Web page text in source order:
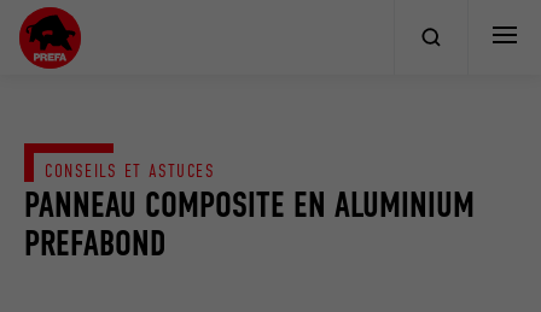
PANNEAU COMPOSITE EN ALUMINIUM
PREFABOND
CONSEILS ET ASTUCES